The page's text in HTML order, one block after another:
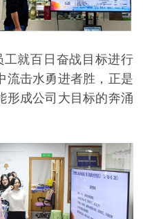
工就百日奋战目标进行
流击水勇进者胜，正是
形成公司 大目标的奔涌